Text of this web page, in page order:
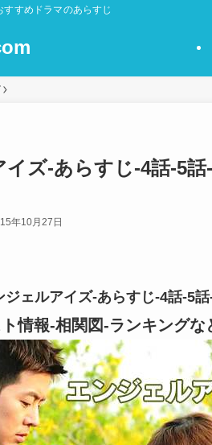
すめドラマのあらすじ
ズ-あらすじ-4話-5
年10月27日
ジェルアイズ-あらすじ-4話-5
情報-相関図-ランキングな